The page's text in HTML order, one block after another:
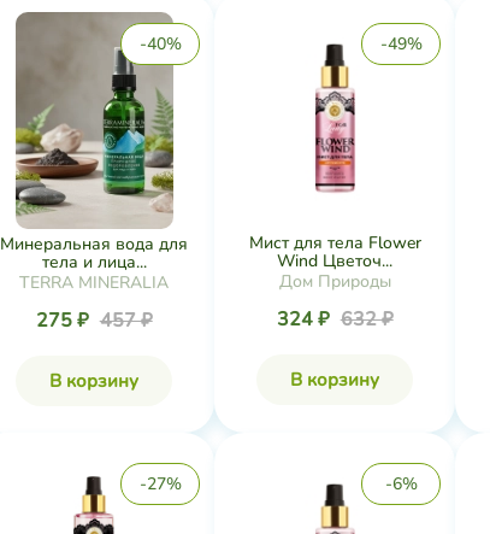
-40%
Минеральная вода для
тела и лица...
TERRA MINERALIA
275 ₽ 457 ₽
В корзину
-49%
Мист для тела Flower
Wind Цветоч...
Дом Природы
324 ₽ 632 ₽
В корзину
-27% -6%